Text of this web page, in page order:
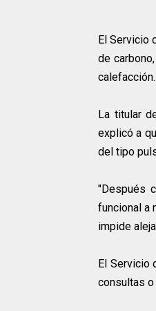
El Servicio
de
calefacción.
La titular
explicó a
del tipo
"Después
funcional a
impide
El Servicio
consultas o